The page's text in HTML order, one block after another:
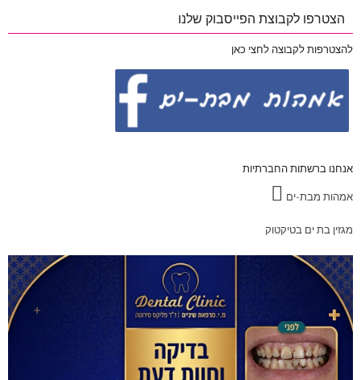
הצטרפו לקבוצת הפייסבוק שלנו
להצטרפות לקבוצה לחצי כאן
אנחנו ברשתות החברתיות
אמהות מבת-ים
מגזין בת ים בטיקטוק